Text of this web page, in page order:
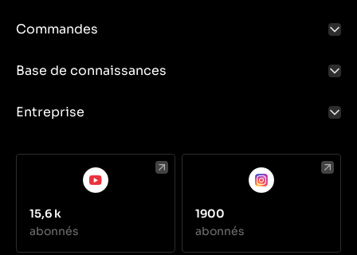
Commandes
Base de connaissances
Entreprise
15,6 k
abonnés
1900
abonnés